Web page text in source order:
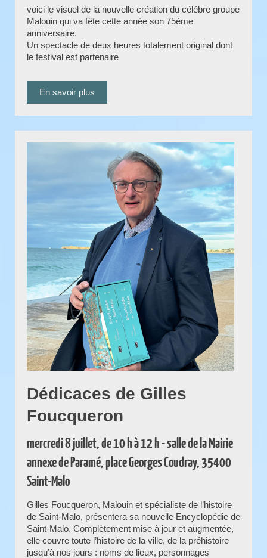
voici le visuel de la nouvelle création du célébre groupe
Malouin qui va fête cette année son 75ème
anniversaire.
Un spectacle de deux heures totalement original dont
le festival est partenaire
En savoir plus
Dédicaces de Gilles
Foucqueron
mercredi 8 juillet, de 10 h à 12 h - salle de la Mairie
annexe de Paramé, place Georges Coudray, 35400
Saint-Malo
Gilles Foucqueron, Malouin et spécialiste de l’histoire
de Saint-Malo, présentera sa nouvelle Encyclopédie de
Saint-Malo. Complètement mise à jour et augmentée,
elle couvre toute l’histoire de la ville, de la préhistoire
jusqu’à nos jours : noms de lieux, personnages